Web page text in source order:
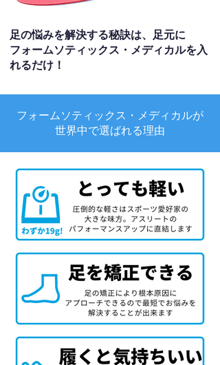
足の悩みを解決する秘訣は、足元に
フォームソティックス・メディカルを入
れるだけ！
フォームソティックス・メディカルが
世界中で選ばれる理由